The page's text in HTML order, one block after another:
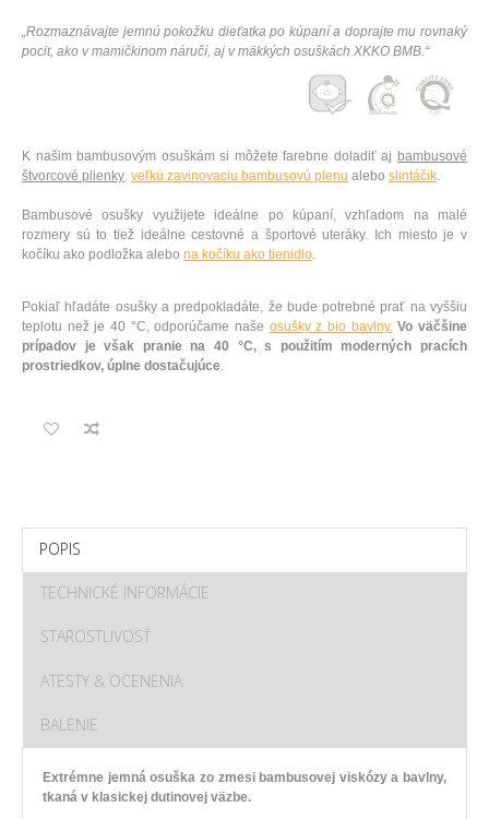
„Rozmaznávajte jemnú pokožku dieťatka po kúpaní a doprajte mu rovnaký
pocit, ako v mamičkinom náručí, aj v mäkkých osuškách XKKO BMB.“
K našim bambusovým osuškám si môžete farebne doladiť aj bambusové
štvorcové plienky, veľkú zavinovaciu bambusovú plenu alebo slintáčik.
Bambusové osušky využijete ideálne po kúpaní, vzhľadom na malé
rozmery sú to tiež ideálne cestovné a športové uteráky. Ich miesto je v
kočíku ako podložka alebo na kočíku ako tienidlo.
Pokiaľ hľadáte osušky a predpokladáte, že bude potrebné prať na vyššiu
teplotu než je 40 °C, odporúčame naše osušky z bio bavlny. Vo väčšine
prípadov je však pranie na 40 °C, s použitím moderných pracích
prostriedkov, úplne dostačujúce.
POPIS
TECHNICKÉ INFORMÁCIE
STAROSTLIVOSŤ
ATESTY & OCENENIA
BALENIE
Extrémne jemná osuška zo zmesi bambusovej viskózy a bavlny,
tkaná v klasickej dutinovej väzbe.